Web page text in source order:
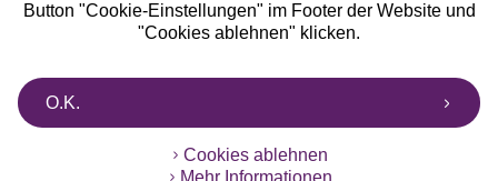
Button "Cookie-Einstellungen" im Footer der Website und
"Cookies ablehnen" klicken.
O.K.
Cookies ablehnen